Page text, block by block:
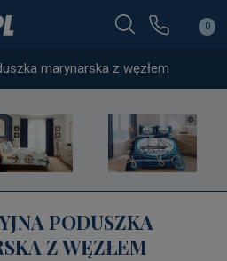
0
marynarska z węzłem
PODUSZKA
Z WĘZŁEM